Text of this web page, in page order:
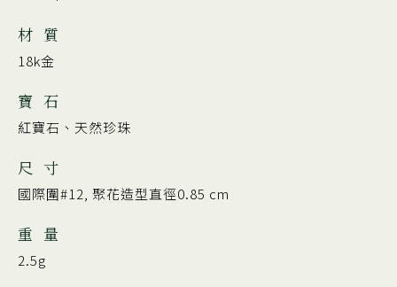
材 質
18k金
寶 石
紅寶石、天然珍珠
尺 寸
國際圍#12, 聚花造型直徑0.85 cm
重 量
2.5g